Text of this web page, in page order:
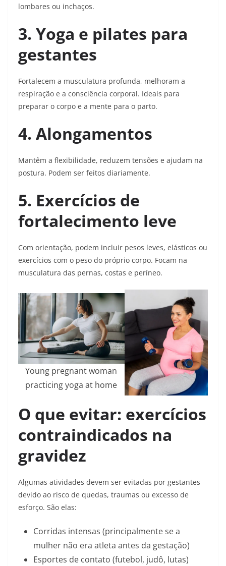
lombares ou inchaços.
3. Yoga e pilates para
gestantes
Fortalecem a musculatura profunda, melhoram a
respiração e a consciência corporal. Ideais para
preparar o corpo e a mente para o parto.
4. Alongamentos
Mantêm a flexibilidade, reduzem tensões e ajudam na
postura. Podem ser feitos diariamente.
5. Exercícios de
fortalecimento leve
Com orientação, podem incluir pesos leves, elásticos ou
exercícios com o peso do próprio corpo. Focam na
musculatura das pernas, costas e períneo.
Young pregnant woman
practicing yoga at home
O que evitar: exercícios
contraindicados na
gravidez
Algumas atividades devem ser evitadas por gestantes
devido ao risco de quedas, traumas ou excesso de
esforço. São elas:
Corridas intensas (principalmente se a
mulher não era atleta antes da gestação)
Esportes de contato (futebol, judô, lutas)